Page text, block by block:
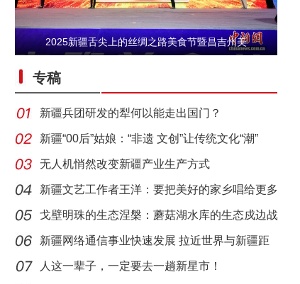
第一师六团西梅进入采摘期
新疆石河子：打造“空中丝路”现代物流新枢
2025新疆舌尖上的丝绸之路美食节暨昌吉州美
专稿
新疆兵团研发的犁何以能走出国门？
新疆“00后”姑娘：“非遗 文创”让传统文化“潮”
无人机悄然改变新疆产业生产方式
新疆文艺工作者王洋：要把美好的家乡唱给更多
人听
戈壁明珠的生态涅槃：蘑菇湖水库的生态戍边战
新疆网络通信事业快速发展 拉近世界与新疆距
离
人这一辈子，一定要去一趟新星市！